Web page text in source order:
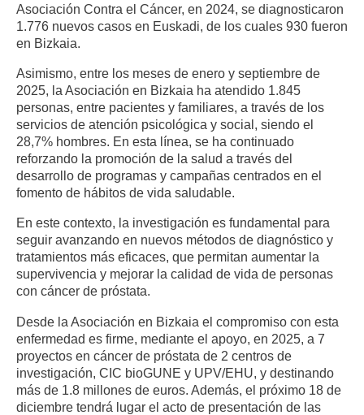
Asociación Contra el Cáncer, en 2024, se diagnosticaron
1.776 nuevos casos en Euskadi, de los cuales 930 fueron
en Bizkaia.
Asimismo, entre los meses de enero y septiembre de
2025, la Asociación en Bizkaia ha atendido 1.845
personas, entre pacientes y familiares, a través de los
servicios de atención psicológica y social, siendo el
28,7% hombres. En esta línea, se ha continuado
reforzando la promoción de la salud a través del
desarrollo de programas y campañas centrados en el
fomento de hábitos de vida saludable.
En este contexto, la investigación es fundamental para
seguir avanzando en nuevos métodos de diagnóstico y
tratamientos más eficaces, que permitan aumentar la
supervivencia y mejorar la calidad de vida de personas
con cáncer de próstata.
Desde la Asociación en Bizkaia el compromiso con esta
enfermedad es firme, mediante el apoyo, en 2025, a 7
proyectos en cáncer de próstata de 2 centros de
investigación, CIC bioGUNE y UPV/EHU, y destinando
más de 1.8 millones de euros. Además, el próximo 18 de
diciembre tendrá lugar el acto de presentación de las